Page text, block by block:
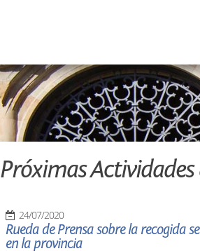
Próximas
24/07/2020
Rueda de Prensa sobre la recogida
en la provincia